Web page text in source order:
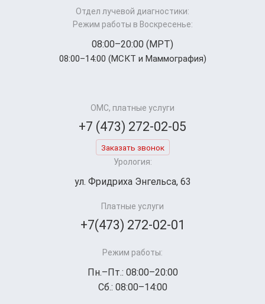
Отдел лучевой диагностики:
Режим работы в Воскресенье:
08:00–20:00 (МРТ)
08:00–14:00 (МСКТ и Маммография)
ОМС, платные услуги
+7 (473) 272-02-05
Заказать звонок
Урология:
ул. Фридриха Энгельса, 63
Платные услуги
+7(473) 272-02-01
Режим работы:
Пн.–Пт.: 08:00–20:00
Сб.: 08:00–14:00